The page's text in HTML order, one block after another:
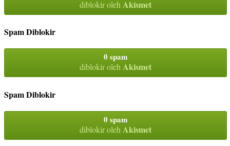
diblokir oleh Akismet
Spam Diblokir
0 spam
diblokir olehAkismet
Spam Diblokir
0 spam
diblokir oleh Akismet